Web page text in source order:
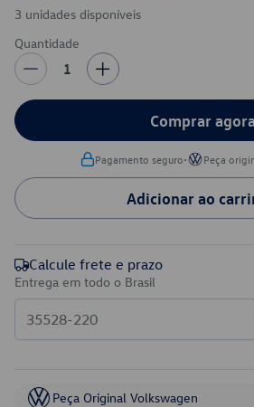
3 unidades disponíveis
Quantidade
1
Comprar agora
Pagamento seguro• Peça
Adicionar ao
Calcule frete e prazo
Entrega em todo o Brasil
Peça Original Volkswagen